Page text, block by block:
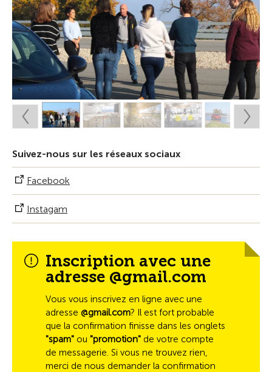
Suivez-nous sur les réseaux sociaux
Facebook
Instagam
Inscription avec une
adresse @gmail.com
Vous vous inscrivez en ligne avec une
adresse @gmail.com? Il est fort probable
que la confirmation finisse dans les onglets
"spam" ou "promotion" de votre compte
de messagerie. Si vous ne trouvez rien,
merci de nous demander la confirmation